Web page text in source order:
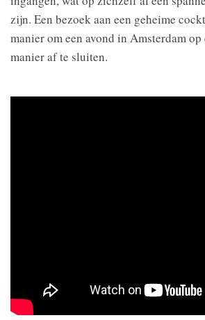
zijn. Een bezoek aan een geheime
manier om een avond in Amsterdam
manier af te sluiten.